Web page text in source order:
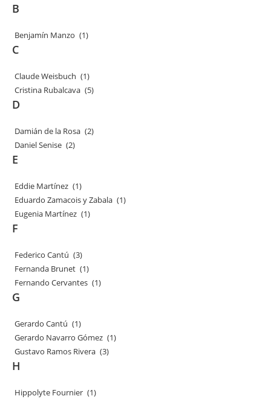
B
Benjamín Manzo (1)
C
Claude Weisbuch (1)
Cristina Rubalcava (5)
D
Damián de la Rosa (2)
Daniel Senise (2)
E
Eddie Martínez (1)
Eduardo Zamacois y Zabala (1)
Eugenia Martínez (1)
F
Federico Cantú (3)
Fernanda Brunet (1)
Fernando Cervantes (1)
G
Gerardo Cantú (1)
Gerardo Navarro Gómez (1)
Gustavo Ramos Rivera (3)
H
Hippolyte Fournier (1)